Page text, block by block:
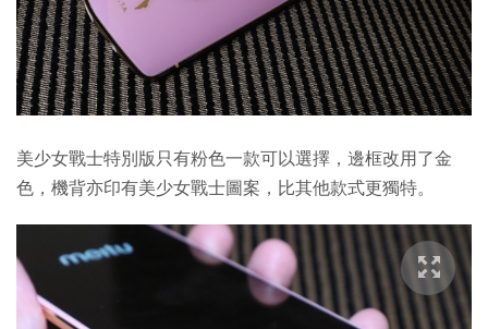
美少女戰士特別版只有粉色一款可以選擇，邊框改用了金
色，機背亦印有美少女戰士圖案，比其他款式更獨特。